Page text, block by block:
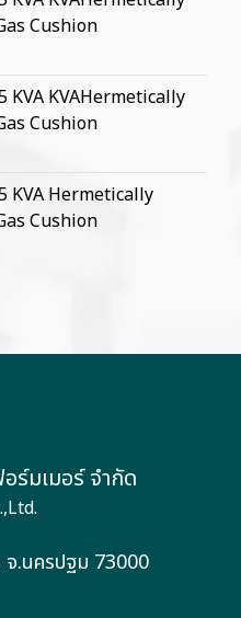
Cushion
KVA KVAHermetically
Cushion
KVA Hermetically
Cushion
ร์มเมอร์ จำกัด
.นครปฐม 73000